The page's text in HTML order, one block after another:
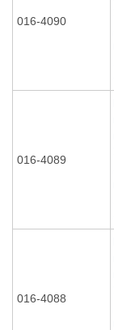
016-4090
016-4089
016-4088